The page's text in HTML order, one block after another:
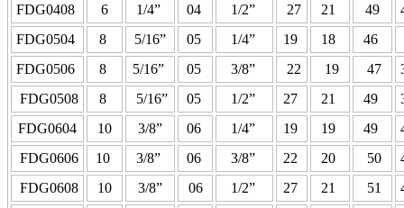
FDG0408
6 1/4” 04 1/2” 27 21 49
FDG0504
8 5/16” 05 1/4” 19 18 46
FDG0506
8 5/16” 05 3/8” 22 19 47
FDG0508
8 5/16” 05 1/2” 27 21 49
FDG0604
10 3/8” 06 1/4” 19 19 49
FDG0606
10 3/8” 06 3/8” 22 20 50
FDG0608
10 3/8” 06 1/2” 27 21 51